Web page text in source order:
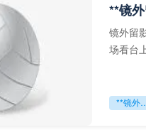
**镜
镜外留
场看台
**镜